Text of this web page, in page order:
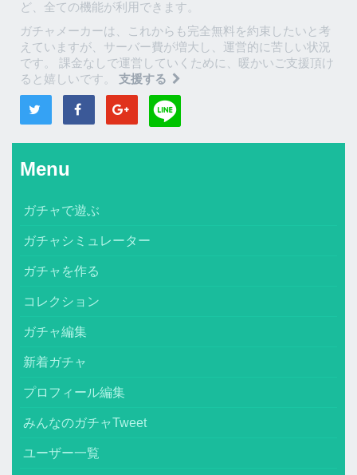
ど、全ての機能が利用できます。
ガチャメーカーは、これからも完全無料を約束したいと考
えていますが、サーバー費が増大し、運営的に苦しい状況
です。 課金なしで運営していくために、暖かいご支援頂け
ると嬉しいです。 支援する
Menu
ガチャで遊ぶ
ガチャシミュレーター
ガチャを作る
コレクション
ガチャ編集
新着ガチャ
プロフィール編集
みんなのガチャTweet
ユーザー一覧